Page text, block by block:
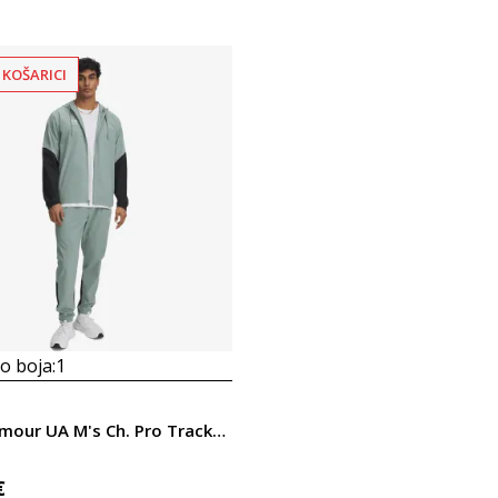
boja:1
Under Armour UA M's Ch. Pro Tracksuit